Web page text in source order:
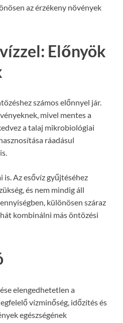
az érzékeny növények
Előnyök
számos előnnyel jár.
mivel mentes a
a talaj mikrobiológiai
ráadásul
Az esővíz gyűjtéséhez
és nem mindig áll
különösen száraz
kombinálni más öntözési
elengedhetetlen a
vízminőség, időzítés és
egészségének